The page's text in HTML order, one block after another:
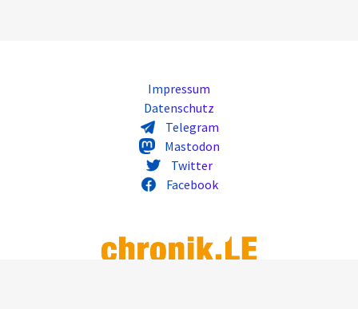
Impressum
Datenschutz
Telegram
Mastodon
Twitter
Facebook